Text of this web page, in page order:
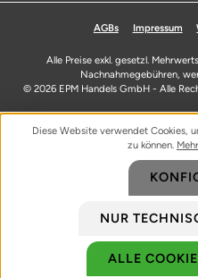
Biozidprodukte vorsichtig
AGBs Impressum
Alle Preise exkl. gesetzl.
Nachnahmegebühren,
© 2026 EPM Handels GmbH - Alle
Diese Website verwendet Cookies,
zu können.
NUR
ALLE